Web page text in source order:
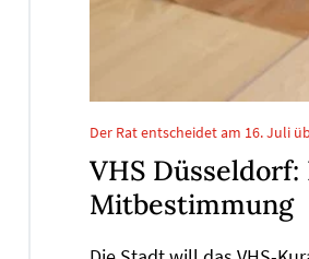
Der Rat entscheidet am 16. Juli
VHS
Mitbestimmung